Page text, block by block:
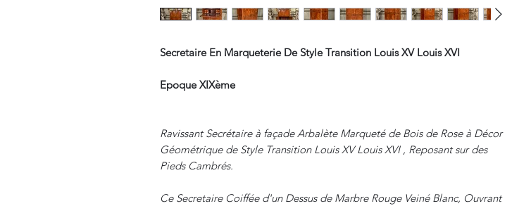
Secretaire En Marqueterie De Style Transition Louis XV Louis XVI
Epoque XIXème
Ravissant Secrétaire à façade Arbalète Marqueté de Bois de Rose à Décor
Géométrique de Style Transition Louis XV Louis XVI , Reposant sur des
Pieds Cambrés.
Ce Secretaire Coiffée d'un Dessus de Marbre Rouge Veiné Blanc, Ouvrant